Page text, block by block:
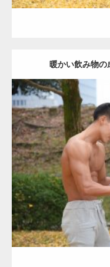
暖かい飲み物の
Category:公園のマッチョ
ダウンロード